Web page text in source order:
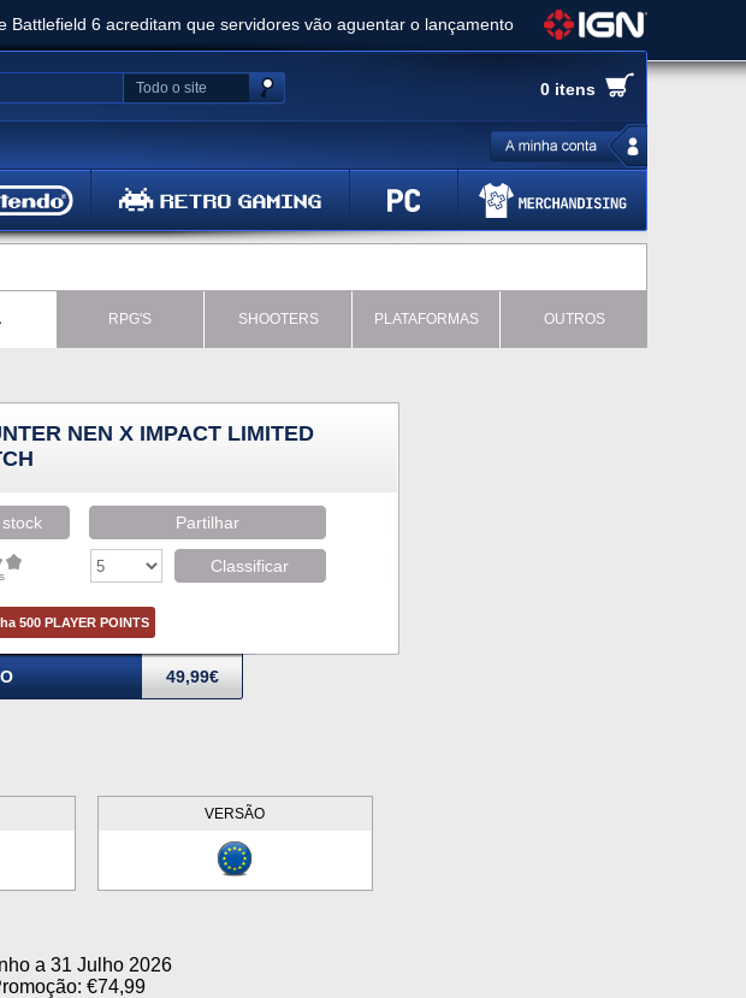
Battlefield 6 acreditam que servidores vão aguentar o lançamento
33 já vendeu 5 milhões de cópias e vai receber novo conteúdo
Ghost of Yotei - Análise
Metal Gear Solid Delta: Snake Eater - Análise
Bethesda anuncia livestream para o Fallout Day
0 itens
Todo o site
RPG'S SHOOTERS PLATAFORMAS OUTROS
NEN X IMPACT LIMITED
Partilhar
Classificar
500 PLAYER POINTS
49,99€
VERSÃO
a 31 Julho 2026
€74,99